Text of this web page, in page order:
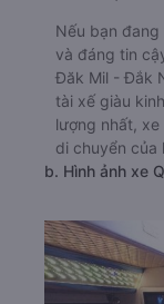
Nếu bạn
và đáng tin
Đăk Mil - Đắk
tài xế giàu
lượng nhất,
di chuyển của
b. Hình ảnh xe